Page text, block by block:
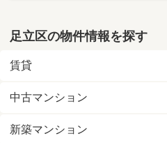
足立区の物件情報を探す
賃貸
中古マンション
新築マンション